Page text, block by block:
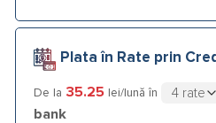
Plata în Rate prin
De la 35.25 lei/lună în
bank